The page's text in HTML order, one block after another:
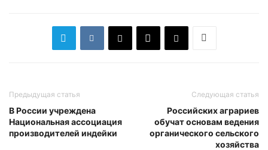
Предыдущая статья
В России учреждена
Национальная ассоциация
производителей индейки
Следующая статья
Российских аграриев
обучат основам ведения
органического сельского
хозяйства